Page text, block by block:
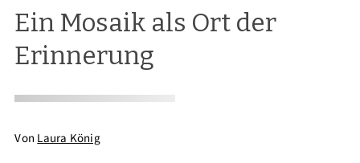
Ein Mosaik als Ort der
Erinnerung
Von Laura König